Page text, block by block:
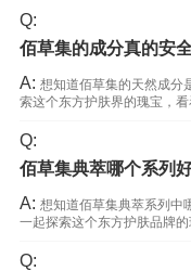
Q:
佰草集的成分真的安
A: 想知道佰草集的天然成分
索这个东方护肤界的瑰宝，
Q:
佰草集典萃哪个系列
A: 想知道佰草集典萃系列中
一起探索这个东方护肤品牌
Q: